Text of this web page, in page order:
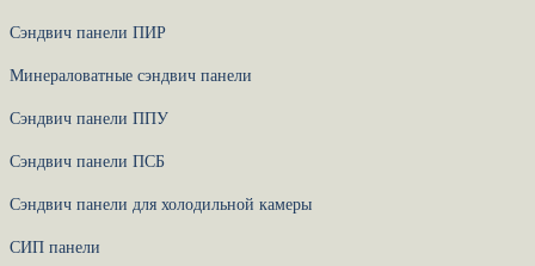
Сэндвич панели ПИР
Минераловатные сэндвич панели
Сэндвич панели ППУ
Сэндвич панели ПСБ
Сэндвич панели для холодильной камеры
СИП панели